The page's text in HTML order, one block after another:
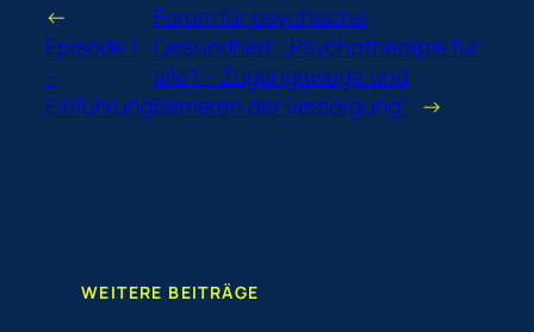
←
Episode 1
–
Einführung
Forum für psychische
Gesundheit: „Psychotherapie für
alle? – Zugangswege und
Barrieren der Versorgung“ →
WEITERE BEITRÄGE